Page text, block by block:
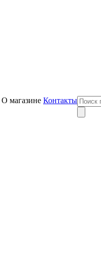
О магазине Контакты